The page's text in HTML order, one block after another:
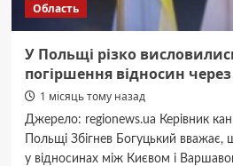
Область
У Польщі різко
погіршення відносин
1 місяць тому назад
Джерело: regionews.ua Керівник
Польщі Збігнев Богуцький вважає,
у відносинах між Києвом і